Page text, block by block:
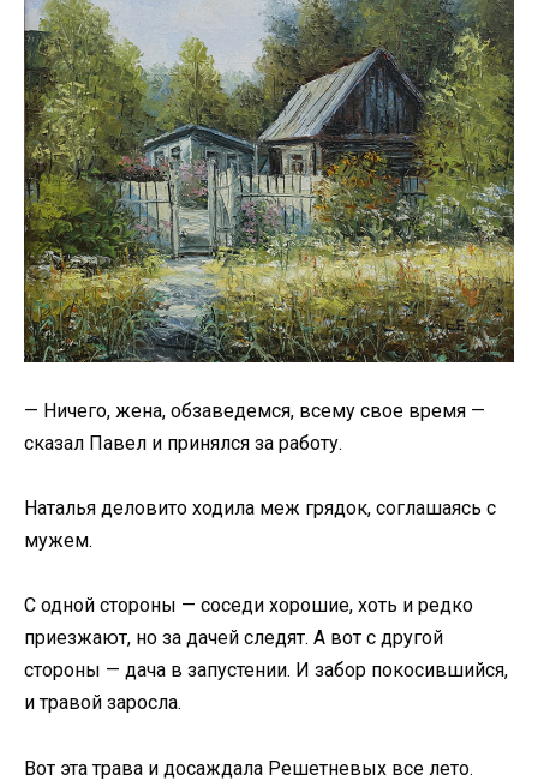
— Ничего, жена, обзаведемся, всему свое время —
сказал Павел и принялся за работу.
Наталья деловито ходила меж грядок, соглашаясь с
мужем.
С одной стороны — соседи хорошие, хоть и редко
приезжают, но за дачей следят. А вот с другой
стороны — дача в запустении. И забор покосившийся,
и травой заросла.
Вот эта трава и досаждала Решетневых все лето.